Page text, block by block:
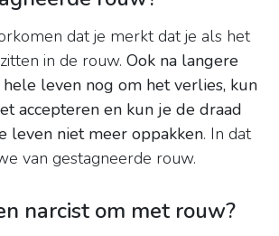
dat je merkt dat je als het
in de rouw. Ook na langere
leven nog om het verlies, kun
accepteren en kun je de draad
leven niet meer oppakken. In dat
van gestagneerde rouw.
narcist om met rouw?